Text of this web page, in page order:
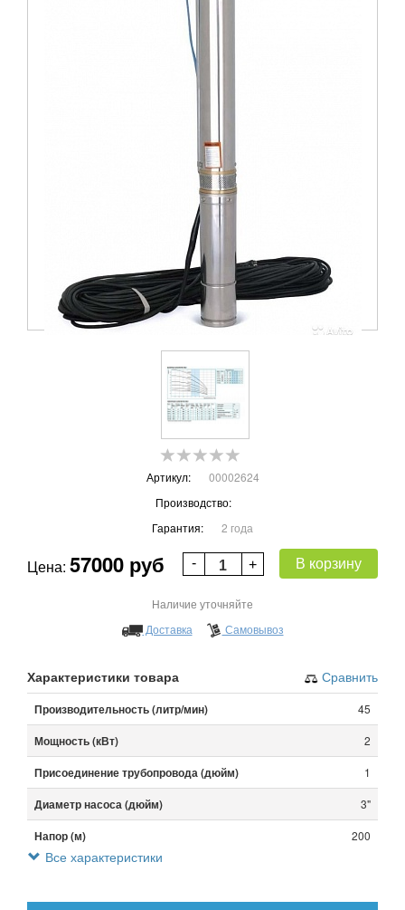
Артикул:
00002624
Производство:
Гарантия:
2 года
Цена: 57000 руб В корзину
Наличие уточняйте
Доставка
Самовывоз
Характеристики товара Сравнить
Производительность (литр/мин) 45
Мощность (кВт) 2
Присоединение трубопровода (дюйм) 1
Диаметр насоса (дюйм) 3"
Напор (м) 200
Длина кабеля (м)
Вес (кг) 36
Все характеристики